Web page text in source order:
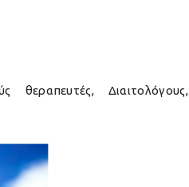
θεραπευτές, Διαιτολόγους,